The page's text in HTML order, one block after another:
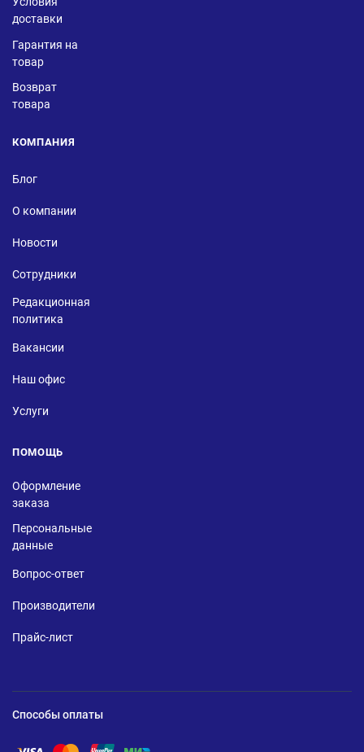
доставки
Гарантия на
товар
Возврат
товара
КОМПАНИЯ
Блог
О компании
Новости
Сотрудники
Редакционная
политика
Вакансии
Наш офис
Услуги
ПОМОЩЬ
Оформление
заказа
Персональные
данные
Вопрос-ответ
Производители
Прайс-лист
Способы оплаты